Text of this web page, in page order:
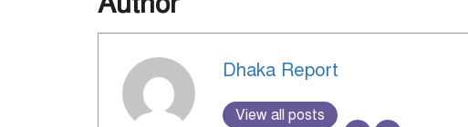
Dhaka Report
View all posts